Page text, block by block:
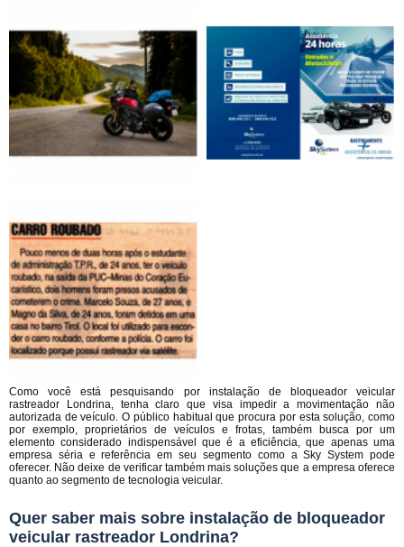
Como você está pesquisando por instalação de bloqueador veicular
rastreador Londrina, tenha claro que visa impedir a movimentação não
autorizada de veículo. O público habitual que procura por esta solução, como
por exemplo, proprietários de veículos e frotas, também busca por um
elemento considerado indispensável que é a eficiência, que apenas uma
empresa séria e referência em seu segmento como a Sky System pode
oferecer. Não deixe de verificar também mais soluções que a empresa oferece
quanto ao segmento de tecnologia veicular.
Quer saber mais sobre instalação de bloqueador
veicular rastreador Londrina?